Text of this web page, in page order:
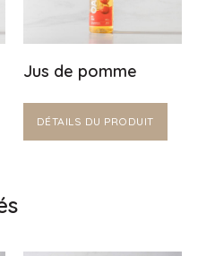
Jus de pomme
DÉTAILS DU PRODUIT